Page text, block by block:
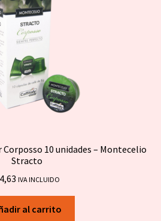
Corposso 10 unidades – Montecelio
Stracto
IVA INCLUIDO
al carrito